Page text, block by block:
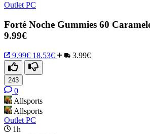
Outlet PC
Forté Noche Gummies 60
9.99€
9.99€ 18.53€ 3.99€
243
0
Allsports
Allsports
Outlet PC
1h